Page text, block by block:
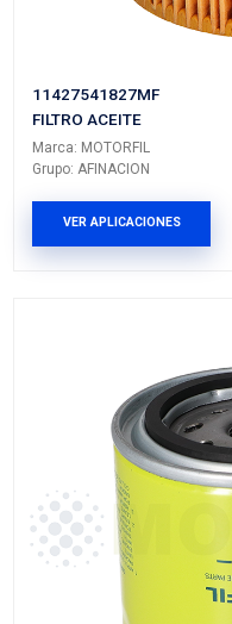
FILTRO ACEITE
VER APLICACIONES